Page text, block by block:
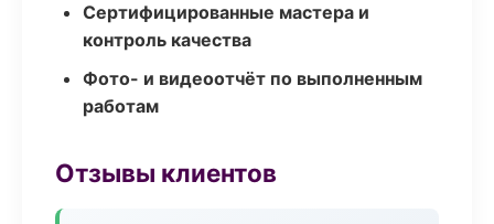
Сертифицированные мастера и
контроль качества
Фото- и видеоотчёт по выполненным
работам
Отзывы клиентов